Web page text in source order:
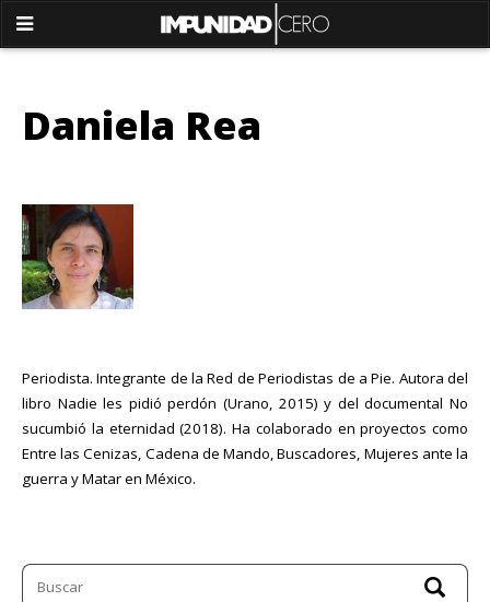
Daniela Rea
Periodista. Integrante de la Red de Periodistas de a Pie. Autora del
libro Nadie les pidió perdón (Urano, 2015) y del documental No
sucumbió la eternidad (2018). Ha colaborado en proyectos como
Entre las Cenizas, Cadena de Mando, Buscadores, Mujeres ante la
guerra y Matar en México.